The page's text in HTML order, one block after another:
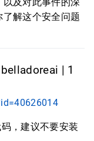
及对此事件的深
解这个安全问题
| 1
，建议不要安装